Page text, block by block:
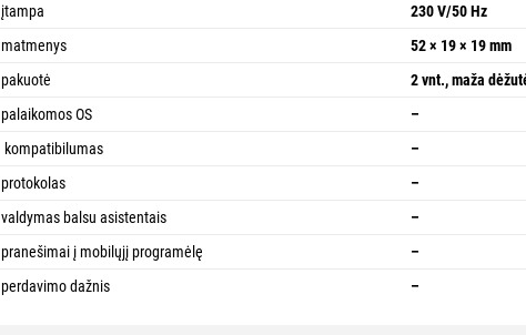
įtampa
230 V/50 Hz
matmenys
52 × 19 × 19 mm
pakuotė
2 vnt., maža
palaikomos OS
–
kompatibilumas
–
protokolas
–
valdymas balsu asistentais
–
pranešimai į mobilųjį programėlę
–
perdavimo dažnis
–